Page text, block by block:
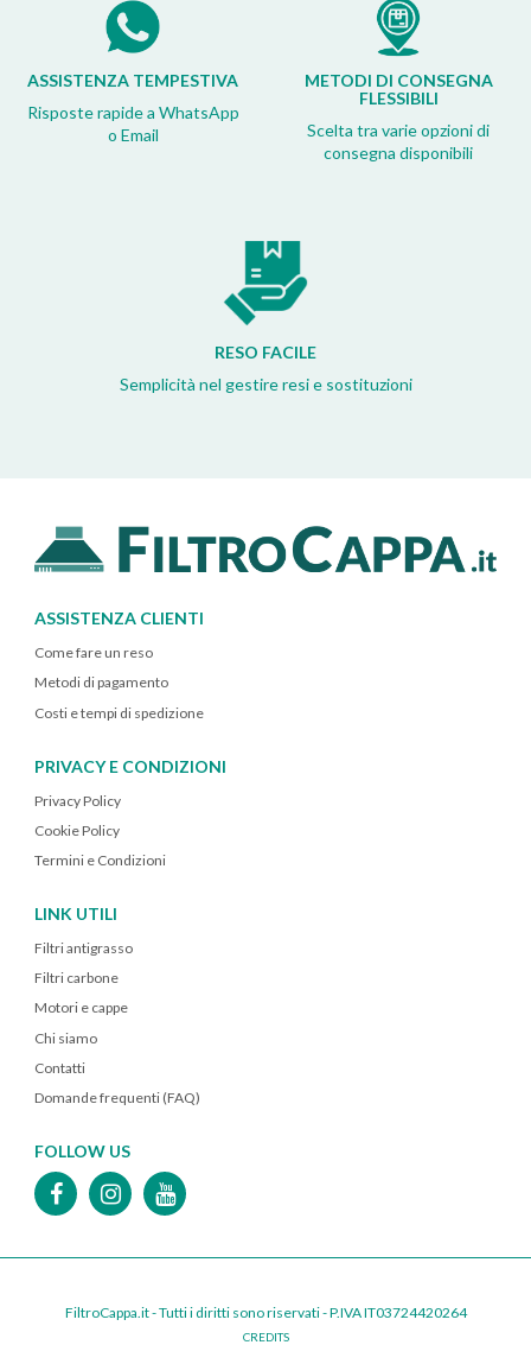
ASSISTENZA TEMPESTIVA
Risposte rapide a WhatsApp
o Email
METODI DI CONSEGNA
FLESSIBILI
Scelta tra varie opzioni di
consegna disponibili
RESO FACILE
Semplicità nel gestire resi e sostituzioni
ASSISTENZA CLIENTI
Come fare un reso
Metodi di pagamento
Costi e tempi di spedizione
PRIVACY E CONDIZIONI
Privacy Policy
Cookie Policy
Termini e Condizioni
LINK UTILI
Filtri antigrasso
Filtri carbone
Motori e cappe
Chi siamo
Contatti
Domande frequenti (FAQ)
FOLLOW US
FiltroCappa.it - Tutti i diritti sono riservati - P.IVA IT03724420264
CREDITS